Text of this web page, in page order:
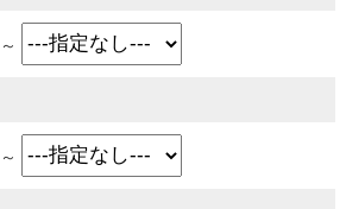
～
～